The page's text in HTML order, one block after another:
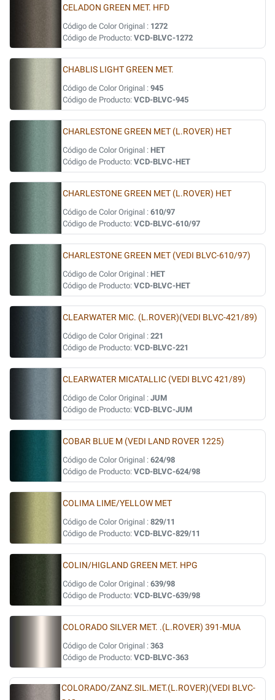
CELADON GREEN MET. HFD
Código de Color Original : 1272
Código de Producto: VCD-BLVC-1272
CHABLIS LIGHT GREEN MET.
Código de Color Original : 945
Código de Producto: VCD-BLVC-945
CHARLESTONE GREEN MET (L.ROVER) HET
Código de Color Original : HET
Código de Producto: VCD-BLVC-HET
CHARLESTONE GREEN MET (L.ROVER) HET
Código de Color Original : 610/97
Código de Producto: VCD-BLVC-610/97
CHARLESTONE GREEN MET (VEDI BLVC-610/97)
Código de Color Original : HET
Código de Producto: VCD-BLVC-HET
CLEARWATER MIC. (L.ROVER)(VEDI BLVC-421/89)
Código de Color Original : 221
Código de Producto: VCD-BLVC-221
CLEARWATER MICATALLIC (VEDI BLVC 421/89)
Código de Color Original : JUM
Código de Producto: VCD-BLVC-JUM
COBAR BLUE M (VEDI LAND ROVER 1225)
Código de Color Original : 624/98
Código de Producto: VCD-BLVC-624/98
COLIMA LIME/YELLOW MET
Código de Color Original : 829/11
Código de Producto: VCD-BLVC-829/11
COLIN/HIGLAND GREEN MET. HPG
Código de Color Original : 639/98
Código de Producto: VCD-BLVC-639/98
COLORADO SILVER MET. .(L.ROVER) 391-MUA
Código de Color Original : 363
Código de Producto: VCD-BLVC-363
COLORADO/ZANZ.SIL.MET.(L.ROVER)(VEDI BLVC-